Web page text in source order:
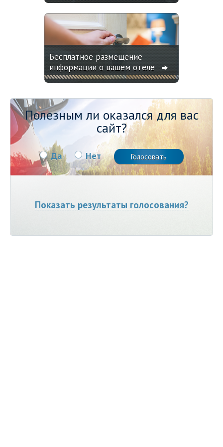
Бесплатное размещение
информации о вашем отеле
Полезным ли оказался для вас
сайт?
Да Нет
Показать результаты голосования?